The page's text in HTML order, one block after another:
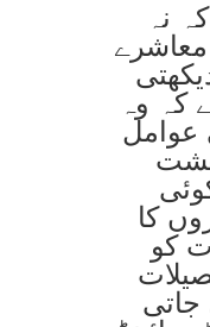
نہ
کہ وہ
عوامل
کا
کو
جاتی